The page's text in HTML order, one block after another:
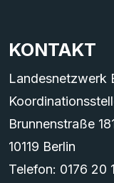
KONTAKT
Landesnetzwerk
Brunnenstraße
10119 Berlin
Telefon: 0176 20